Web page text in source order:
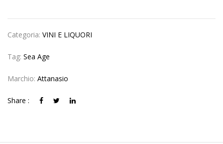
Categoria: VINI E LIQUORI
Tag: Sea Age
Marchio: Attanasio
Share :